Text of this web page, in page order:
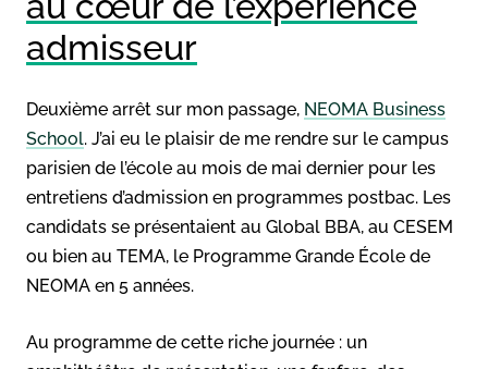
admisseur
Deuxième arrêt sur mon passage, NEOMA Business
School. J’ai eu le plaisir de me rendre sur le campus
parisien de l’école au mois de mai dernier pour les
entretiens d’admission en programmes postbac. Les
candidats se présentaient au Global BBA, au CESEM
ou bien au TEMA, le Programme Grande École de
NEOMA en 5 années.
Au programme de cette riche journée : un